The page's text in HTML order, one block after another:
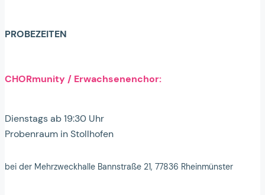
PROBEZEITEN
CHORmunity / Erwachsenenchor:
Dienstags ab 19:30 Uhr
Probenraum in Stollhofen
bei der Mehrzweckhalle Bannstraße 21, 77836 Rheinmünster